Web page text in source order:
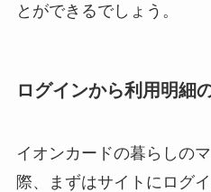
とができるでしょう。
ログインから利用明細
イオンカードの暮らしの
際、まずはサイトにログ